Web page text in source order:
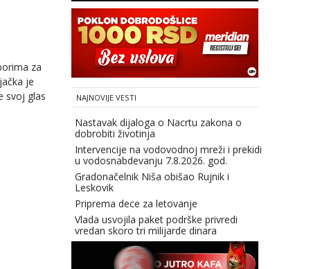
za
je
svoj glas
NAJNOVIJE VESTI
Nastavak dijaloga o Nacrtu zakona o
dobrobiti životinja
Intervencije na vodovodnoj mreži i prekidi
u vodosnabdevanju 7.8.2026. god.
Gradonačelnik Niša obišao Rujnik i
Leskovik
Priprema dece za letovanje
Vlada usvojila paket podrške privredi
vredan skoro tri milijarde dinara